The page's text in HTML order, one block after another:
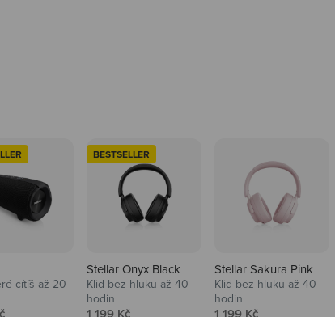
cítíš až 20
BESTSELLER
Stellar Onyx Black
Klid bez hluku až 40
hodin
Prodejní cena
1 199 Kč
Stellar Sakura Pink
Klid bez hluku až 40
hodin
Prodejní cena
1 199 Kč